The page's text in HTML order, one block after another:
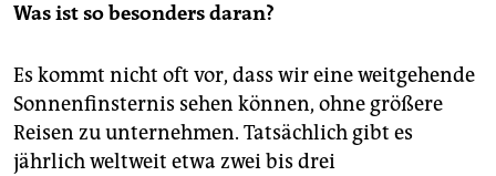
Was ist so besonders daran?
Es kommt nicht oft vor, dass wir eine weitgehende
Sonnenfinsternis sehen können, ohne größere
Reisen zu unternehmen. Tatsächlich gibt es
jährlich weltweit etwa zwei bis drei